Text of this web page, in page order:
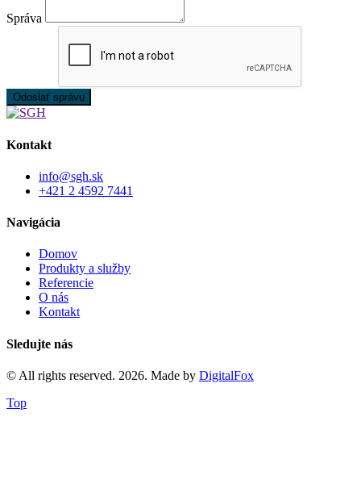
Správa
Odoslať správu
Kontakt
info@sgh.sk
+421 2 4592 7441
Navigácia
Domov
Produkty a služby
Referencie
O nás
Kontakt
Sledujte nás
© All rights reserved. 2026. Made by DigitalFox
Top